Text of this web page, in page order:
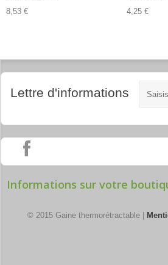
8,53 €
4,25 €
Lettre d'informations
Informations sur votre
© 2015 Gaine thermorétractable |